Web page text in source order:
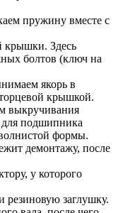
пружину вместе с
крышки. Здесь
болтов (ключ на
якорь в
крышкой.
выкручивания
для подшипника
формы.
демонтажу, после
у которого
резиновую заглушку.